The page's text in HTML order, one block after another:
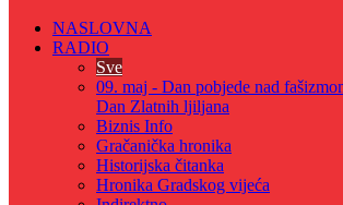
NASLOVNA
RADIO
Sve
09. maj - Dan pobjede nad
Dan Zlatnih ljiljana
Biznis Info
Gračanička hronika
Historijska čitanka
Hronika Gradskog vijeća